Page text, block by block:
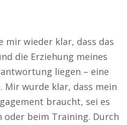
mir wieder klar, dass das
die Erziehung meines
liegen – eine
Mir wurde klar, dass mein
braucht, sei es
oder beim Training. Durch